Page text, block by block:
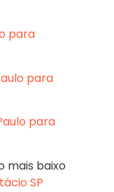
para
para
para
mais baixo
SP